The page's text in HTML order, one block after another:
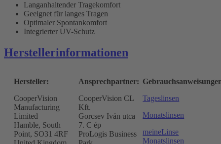
Langanhaltender Tragekomfort
Geeignet für langes Tragen
Optimaler Spontankomfort
Integrierter UV-Schutz
Herstellerinformationen
Hersteller:
CooperVision
Manufacturing
Limited
Hamble, South
Point, SO31 4RF
Ansprechpartner:
CooperVision CL
Kft.
Gorcsev Iván utca
7. C ép
ProLogis Business
Tageslinsen
Monatslinsen
meineLinse
Monatslinsen